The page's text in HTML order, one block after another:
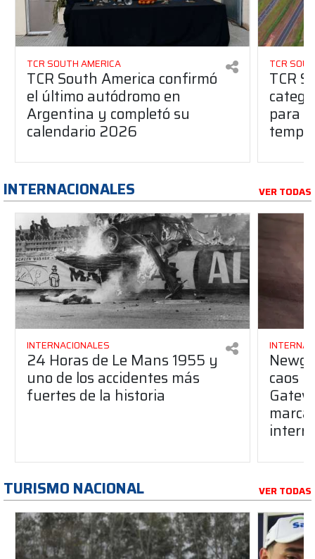
TCR SOUTH AMERICA
TCR South America confirmó
el último autódromo en
Argentina y completó su
calendario 2026
TCR
TCR
para
INTERNACIONALES VER TODAS
INTERNACIONALES
24 Horas de Le Mans 1955 y
uno de los accidentes más
fuertes de la historia
caos
TURISMO NACIONAL VER TODAS